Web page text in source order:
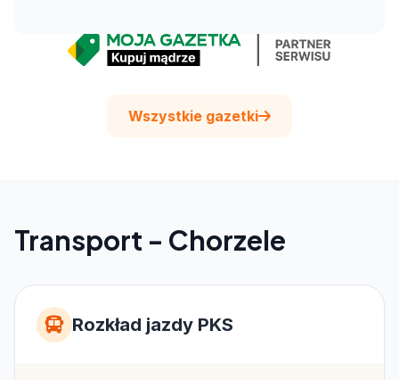
Wszystkie gazetki
Transport - Chorzele
Rozkład jazdy PKS